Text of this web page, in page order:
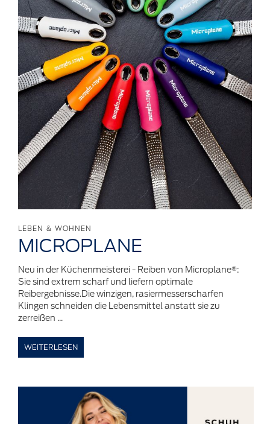
LEBEN & WOHNEN
MICROPLANE
Neu in der Küchenmeisterei - Reiben von Microplane®:
Sie sind extrem scharf und liefern optimale
Reibergebnisse.Die winzigen, rasiermesserscharfen
Klingen schneiden die Lebensmittel anstatt sie zu
zerreißen ...
WEITERLESEN